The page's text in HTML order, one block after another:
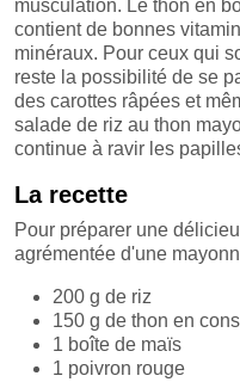
musculation. Le thon en
contient de bonnes
minéraux. Pour ceux qui
reste la possibilité de se
des carottes râpées et
salade de riz au thon
continue à ravir les
La recette
Pour préparer une
agrémentée d'une
200 g de riz
150 g de thon en
1 boîte de maïs
1 poivron rouge